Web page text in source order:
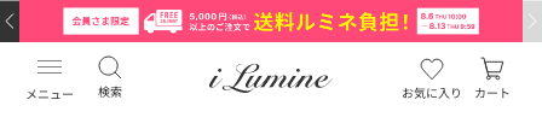
メニュー 検索 お気に入り カート